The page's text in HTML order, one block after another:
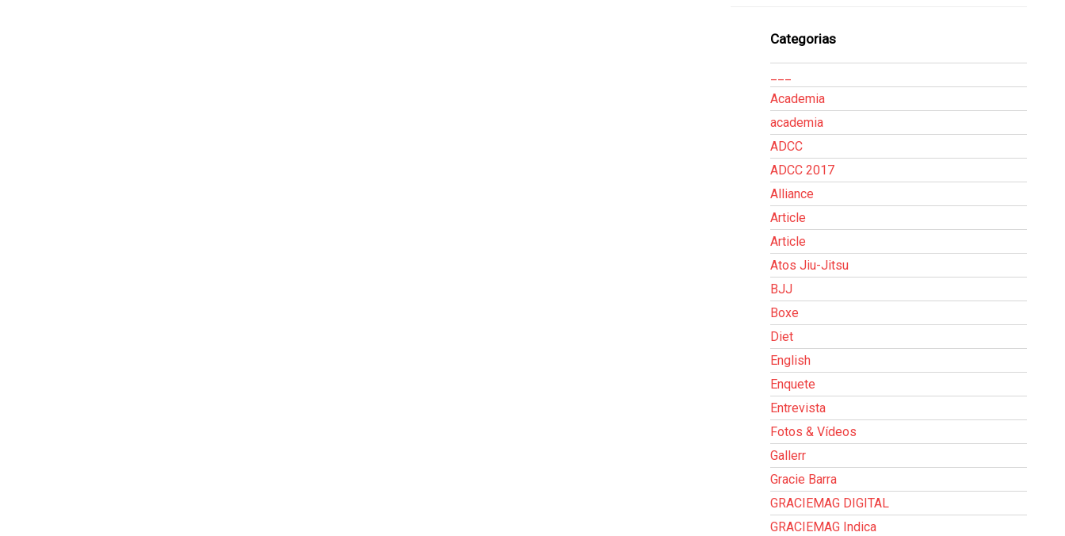
Categorias
Academia
academia
ADCC
ADCC 2017
Alliance
Article
Article
Atos Jiu-Jitsu
BJJ
Boxe
Diet
English
Enquete
Entrevista
Fotos & Vídeos
Gallerr
Gracie Barra
GRACIEMAG DIGITAL
GRACIEMAG Indica